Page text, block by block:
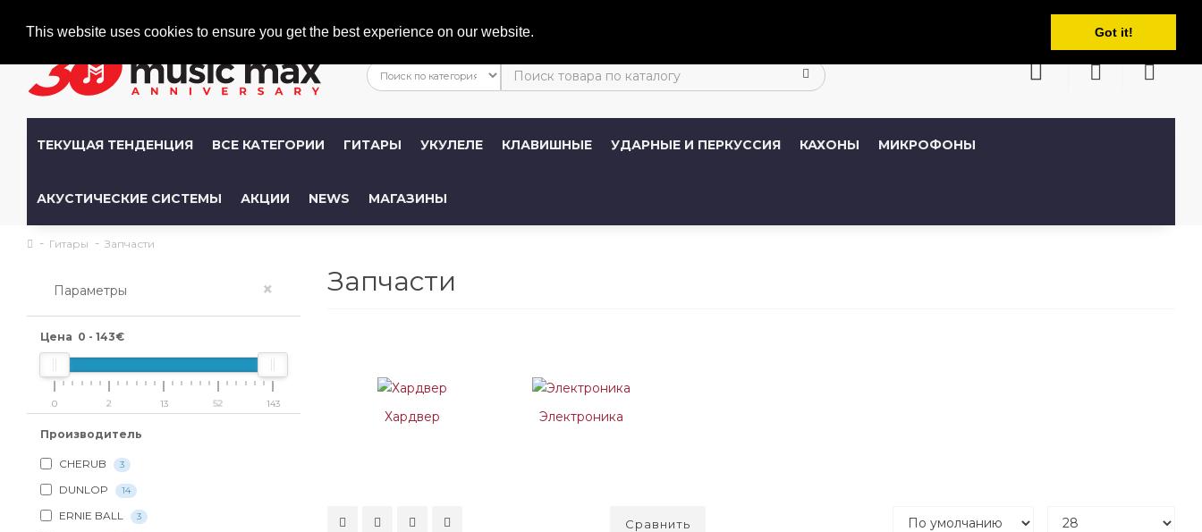
This website uses cookies to ensure you get the best experience on our website. Got it!
Русский
ТЕКУЩАЯ ТЕНДЕНЦИЯ ВСЕ КАТЕГОРИИ ГИТАРЫ УКУЛЕЛЕ КЛАВИШНЫЕ УДАРНЫЕ И ПЕРКУССИЯ КАХОНЫ МИКРОФОНЫ
АКУСТИЧЕСКИЕ СИСТЕМЫ АКЦИИ NEWS МАГАЗИНЫ
Гитары Запчасти
Параметры ×
Цена 0 - 143€
0 2 13 52 143
Производитель
CHERUB 3
DUNLOP 14
ERNIE BALL 3
Запчасти
Хардвер Электроника
Сравнить